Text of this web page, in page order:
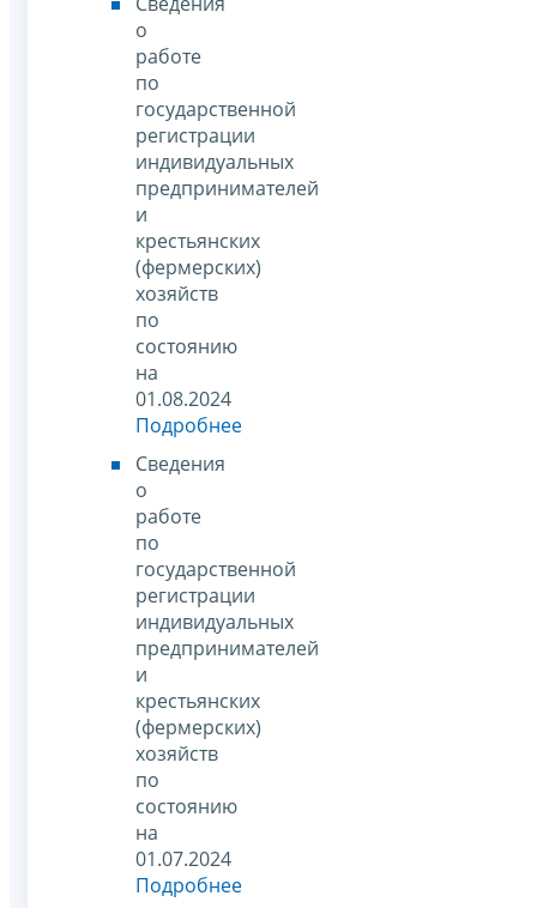
о
работе
по
государственной
регистрации
индивидуальных
предпринимателей
и
крестьянских
(фермерских)
хозяйств
по
состоянию
на
01.08.2024
Подробнее
Сведения
о
работе
по
государственной
регистрации
индивидуальных
предпринимателей
и
крестьянских
(фермерских)
хозяйств
по
состоянию
на
01.07.2024
Подробнее